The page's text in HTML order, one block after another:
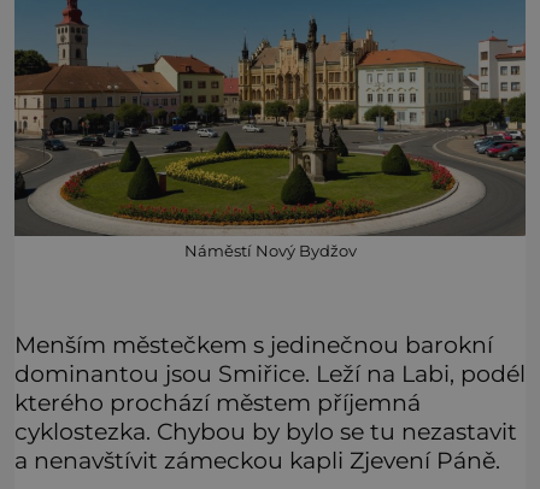
Náměstí Nový Bydžov
Menším městečkem s jedinečnou barokní
dominantou jsou Smiřice. Leží na Labi, podél
kterého prochází městem příjemná
cyklostezka. Chybou by bylo se tu nezastavit
a nenavštívit zámeckou kapli Zjevení Páně.